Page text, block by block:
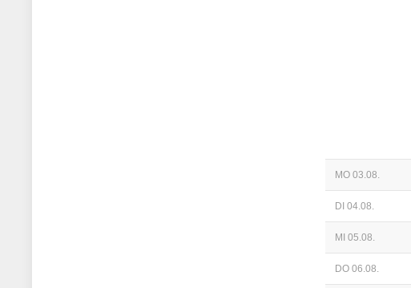
MO 03.08.
DI 04.08.
MI 05.08.
DO 06.08.